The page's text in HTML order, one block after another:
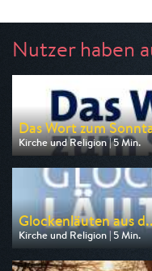
Nutzer haben
Das Wort zum
Kirche und Religion | 5 Min.
Ausgestrahlt von ARD
am 08.08.2026, 23:35
Glockenläuten aus
Kirche und Religion | 5 Min.
Ausgestrahlt von BR
am 08.08.2026, 11:55